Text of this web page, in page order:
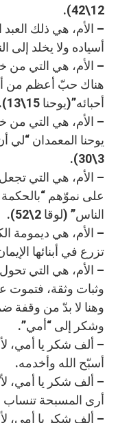
12\42).
– الأم، هي ذلك
أسياده ولا يخلد إلى
– الأم، هي التي من
هناك حبّ أعظم من
أحبائه”(يوحنا 15\13).
– الأم، هي التي من
يوحنا المعمدان “لي
3\30).
– الأم، هي التي
على نموّهم “بالحكمة
الناس” (لوقا 2\52).
– الأم، هي ديمومة
تزرع في أبنائها
– الأم، هي التي
وثبات وثقة، فتموت
وهنا لا بدّ من وقفة
وشكر إلى “أمي”.
– ألف شكر يا أمي،
أسبّح الله وأخدمه.
– ألف شكر يا أمي،
أرى المسبحة تنساب
– ألف شكر يا أمي،